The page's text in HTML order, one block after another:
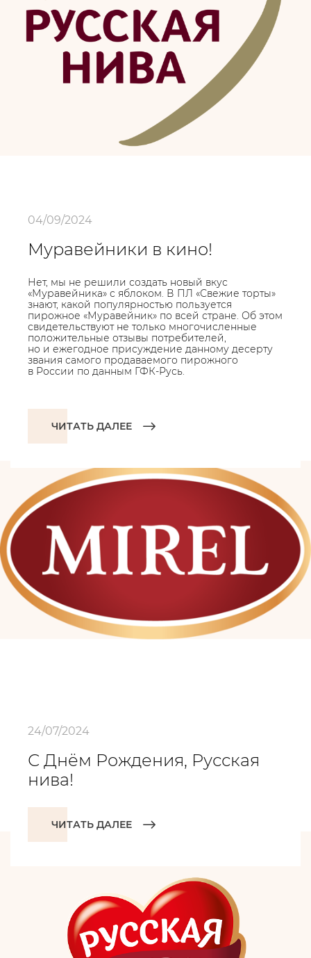
04/09/2024
Муравейники в кино!
Нет, мы не решили создать новый вкус
«Муравейника» с яблоком. В ПЛ «Свежие торты»
знают, какой популярностью пользуется
пирожное «Муравейник» по всей стране. Об этом
свидетельствуют не только многочисленные
положительные отзывы потребителей,
но и ежегодное присуждение данному десерту
звания самого продаваемого пирожного
в России по данным ГФК-Русь.
ЧИТАТЬ ДАЛЕЕ
24/07/2024
С Днём Рождения, Русская
нива!
ЧИТАТЬ ДАЛЕЕ